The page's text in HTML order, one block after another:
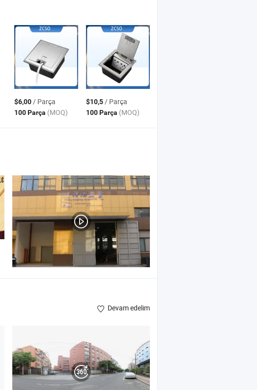
$6,00/ Parça
100 Parça (MOQ)
$10,5/ Parça
100 Parça (MOQ)
Devam edelim